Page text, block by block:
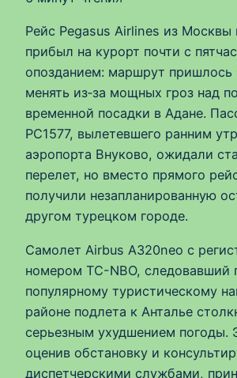
Рейс Pegasus Airlines из Москвы
прибыл на курорт почти с
опозданием: маршрут пришлось
менять из‑за мощных гроз над
временной посадки в Адане.
PC1577, вылетевшего ранним
аэропорта Внуково, ожидали
перелет, но вместо прямого
получили незапланированную
другом турецком городе.
Самолет Airbus A320neo с
номером TC-NBO, следовавший
популярному туристическому
районе подлета к Анталье
серьезным ухудшением погоды.
оценив обстановку и
диспетчерскими службами,